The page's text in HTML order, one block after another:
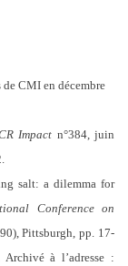
CMI en décembre
Impact n°384, juin
salt: a dilemma for
Conference on
Pittsburgh, pp. 17-
Archivé à l’adresse :